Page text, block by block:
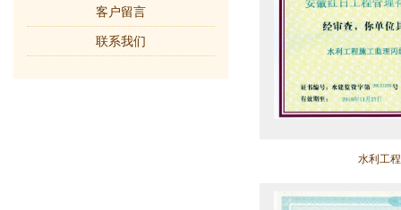
客户留言
联系我们
水利工